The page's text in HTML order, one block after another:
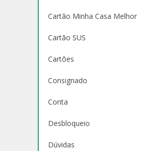
Cartão Minha Casa Melhor
Cartão SUS
Cartões
Consignado
Conta
Desbloqueio
Dúvidas